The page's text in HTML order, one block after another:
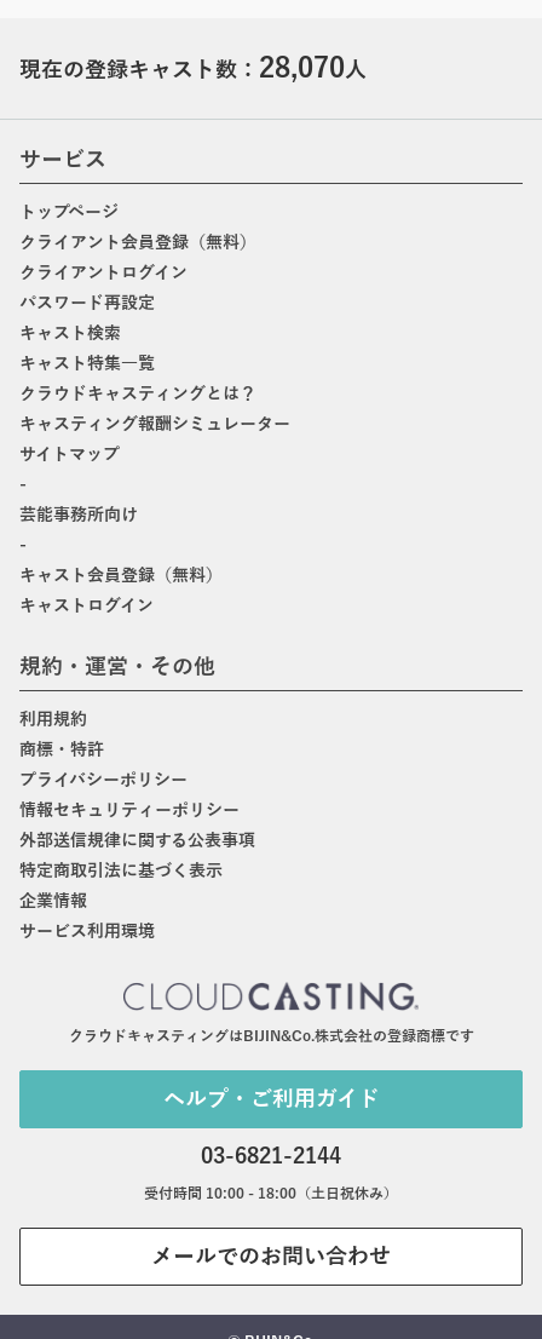
現在の登録キャスト数： 28,070人
サービス
トップページ
クライアント会員登録（無料）
クライアントログイン
パスワード再設定
キャスト検索
キャスト特集一覧
クラウドキャスティングとは？
キャスティング報酬シミュレーター
サイトマップ
-
芸能事務所向け
-
キャスト会員登録（無料）
キャストログイン
規約・運営・その他
利用規約
商標・特許
プライバシーポリシー
情報セキュリティーポリシー
外部送信規律に関する公表事項
特定商取引法に基づく表示
企業情報
サービス利用環境
クラウドキャスティングはBIJIN&Co.株式会社の登録商標です
ヘルプ・ご利用ガイド
03-6821-2144
受付時間 10:00 - 18:00（土日祝休み）
メールでのお問い合わせ